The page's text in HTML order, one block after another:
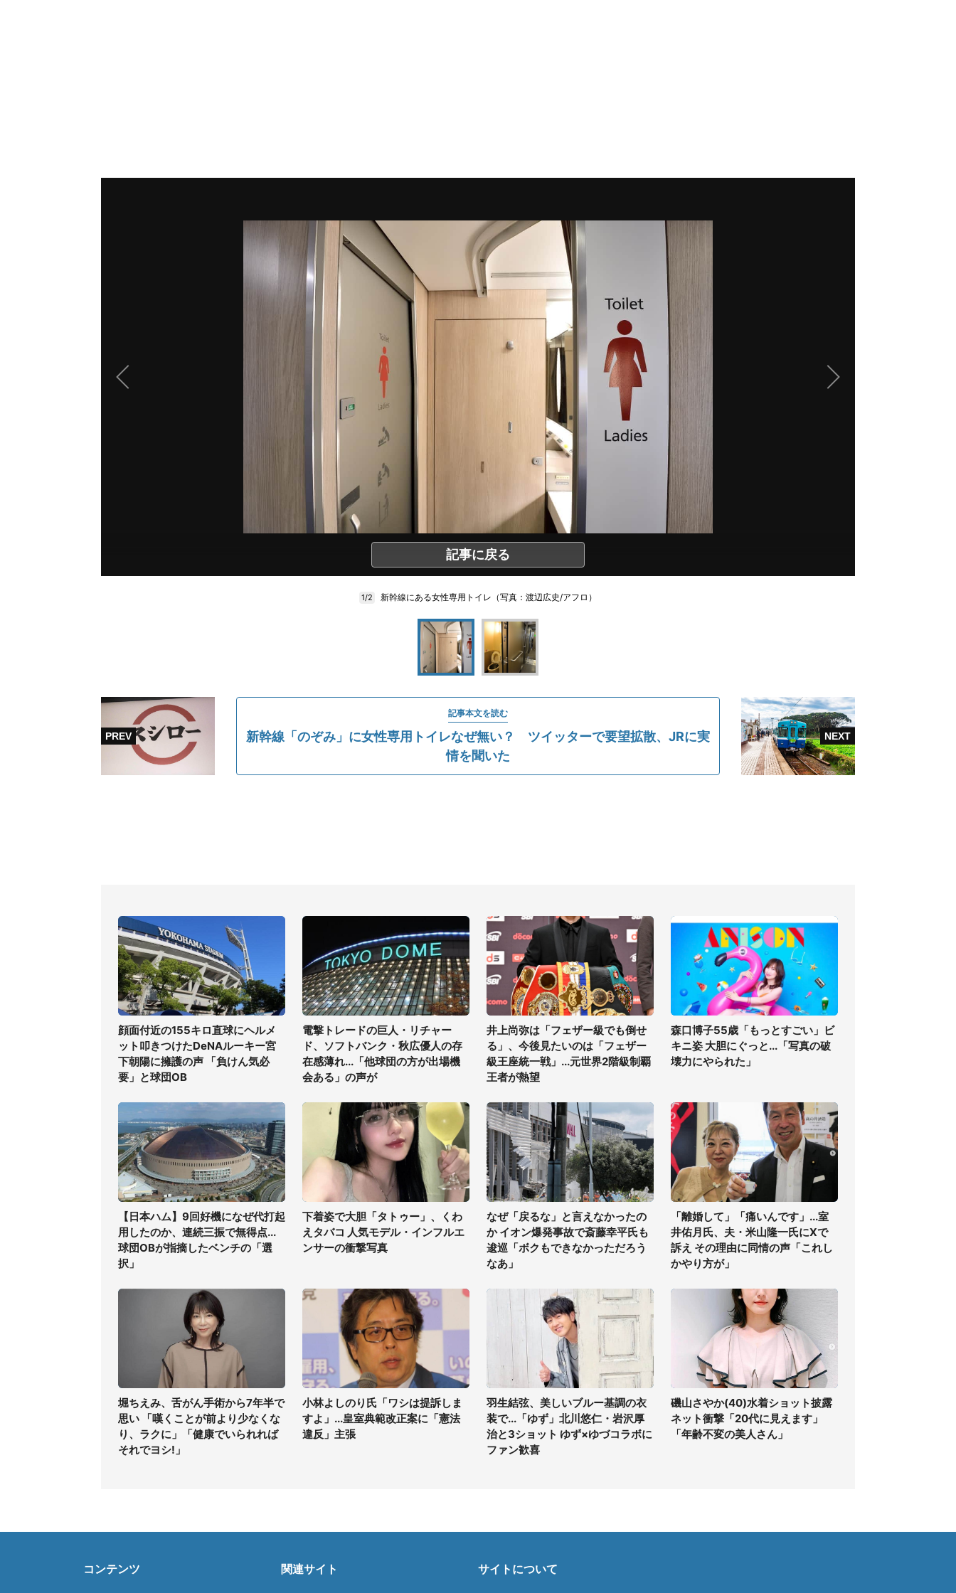
記事に戻る
1/2 新幹線にある女性専用トイレ（写真：渡辺広史/アフロ）
記事本文を読む
新幹線「のぞみ」に女性専用トイレなぜ無い？ ツイッターで要望拡散、JRに実
情を聞いた
顔面付近の155キロ直球にヘルメ
ット叩きつけたDeNAルーキー宮
下朝陽に擁護の声 「負けん気必
要」と球団OB
電撃トレードの巨人・リチャー
ド、ソフトバンク・秋広優人の存
在感薄れ...「他球団の方が出場機
会ある」の声が
井上尚弥は「フェザー級でも倒せ
る」、今後見たいのは「フェザー
級王座統一戦」...元世界2階級制覇
王者が熱望
森口博子55歳「もっとすごい」ビ
キニ姿 大胆にぐっと...「写真の破
壊力にやられた」
【日本ハム】9回好機になぜ代打起
用したのか、連続三振で無得点...
球団OBが指摘したベンチの「選
択」
下着姿で大胆「タトゥー」、くわ
えタバコ 人気モデル・インフルエ
ンサーの衝撃写真
なぜ「戻るな」と言えなかったの
か イオン爆発事故で斎藤幸平氏も
逡巡「ボクもできなかっただろう
なあ」
「離婚して」「痛いんです」...室
井佑月氏、夫・米山隆一氏にXで
訴え その理由に同情の声「これし
かやり方が」
堀ちえみ、舌がん手術から7年半で
思い 「嘆くことが前より少なくな
り、ラクに」「健康でいられれば
それでヨシ!」
小林よしのり氏「ワシは提訴しま
すよ」...皇室典範改正案に「憲法
違反」主張
羽生結弦、美しいブルー基調の衣
装で...「ゆず」北川悠仁・岩沢厚
治と3ショット ゆず×ゆづコラボに
ファン歓喜
磯山さやか(40)水着ショット披露
ネット衝撃「20代に見えます」
「年齢不変の美人さん」
コンテンツ 関連サイト サイトについて